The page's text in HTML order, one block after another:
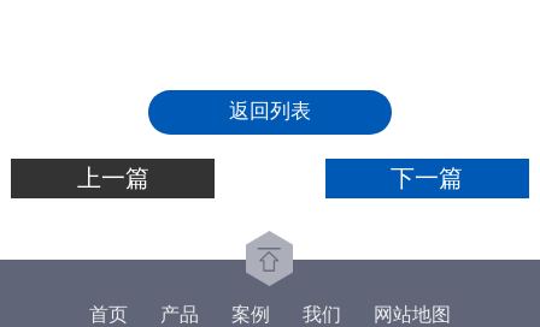
返回列表
上一篇 下一篇
首页 产品 案例 我们 网站地图